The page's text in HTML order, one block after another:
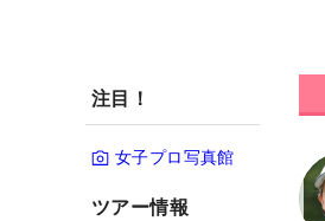
注目！
女子プロ写真館
ツアー情報